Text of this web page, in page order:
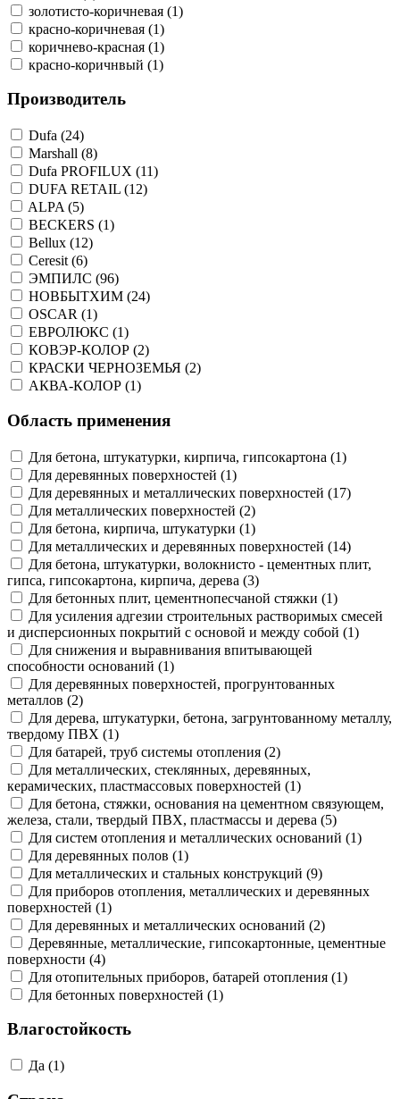
золотисто-коричневая (1)
красно-коричневая (1)
коричнево-красная (1)
красно-коричнвый (1)
Производитель
Dufa (24)
Marshall (8)
Dufa PROFILUX (11)
DUFA RETAIL (12)
ALPA (5)
BECKERS (1)
Bellux (12)
Ceresit (6)
ЭМПИЛС (96)
НОВБЫТХИМ (24)
OSCAR (1)
ЕВРОЛЮКС (1)
КОВЭР-КОЛОР (2)
КРАСКИ ЧЕРНОЗЕМЬЯ (2)
АКВА-КОЛОР (1)
Область применения
Для бетона, штукатурки, кирпича, гипсокартона (1)
Для деревянных поверхностей (1)
Для деревянных и металлических поверхностей (17)
Для металлических поверхностей (2)
Для бетона, кирпича, штукатурки (1)
Для металлических и деревянных поверхностей (14)
Для бетона, штукатурки, волокнисто - цементных плит,
гипса, гипсокартона, кирпича, дерева (3)
Для бетонных плит, цементнопесчаной стяжки (1)
Для усиления адгезии строительных растворимых смесей
и дисперсионных покрытий с основой и между собой (1)
Для снижения и выравнивания впитывающей
способности оснований (1)
Для деревянных поверхностей, прогрунтованных
металлов (2)
Для дерева, штукатурки, бетона, загрунтованному металлу,
твердому ПВХ (1)
Для батарей, труб системы отопления (2)
Для металлических, стеклянных, деревянных,
керамических, пластмассовых поверхностей (1)
Для бетона, стяжки, основания на цементном связующем,
железа, стали, твердый ПВХ, пластмассы и дерева (5)
Для систем отопления и металлических оснований (1)
Для деревянных полов (1)
Для металлических и стальных конструкций (9)
Для приборов отопления, металлических и деревянных
поверхностей (1)
Для деревянных и металлических оснований (2)
Деревянные, металлические, гипсокартонные, цементные
поверхности (4)
Для отопительных приборов, батарей отопления (1)
Для бетонных поверхностей (1)
Влагостойкость
Да (1)